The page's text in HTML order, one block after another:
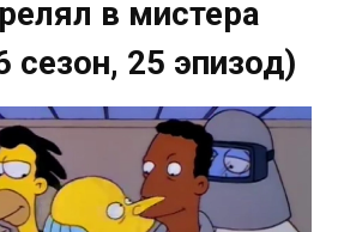
в мистера
сезон, 25 эпизод)